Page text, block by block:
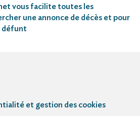
vous facilite toutes les
une annonce de décès et pour
défunt
et gestion des cookies